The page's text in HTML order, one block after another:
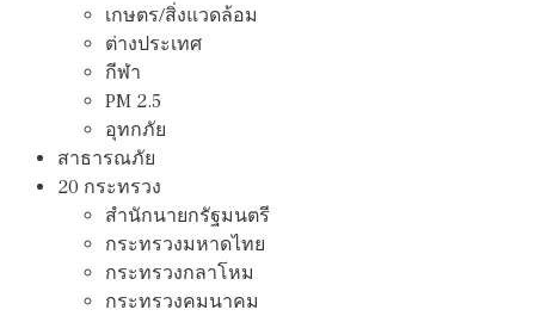
เกษตร/สิ่งแวดล้อม
ต่างประเทศ
กีฬา
PM 2.5
อุทกภัย
สาธารณภัย
20 กระทรวง
สํานักนายกรัฐมนตรี
กระทรวงมหาดไทย
กระทรวงกลาโหม
กระทรวงคมนาคม